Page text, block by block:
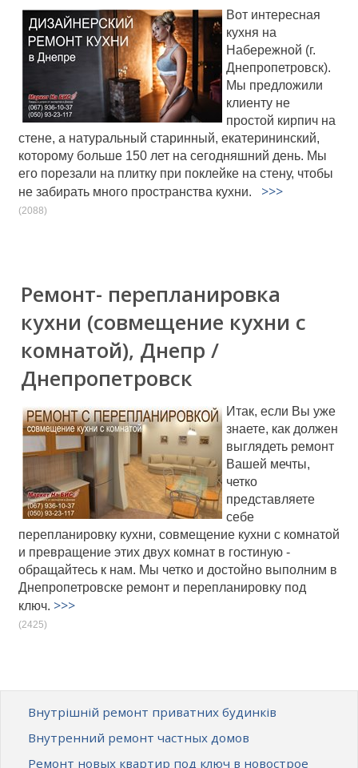
Вот интересная
кухня на
Набережной (г.
Днепропетровск).
Мы предложили
клиенту не
простой кирпич на
стене, а натуральный старинный, екатерининский,
которому больше 150 лет на сегодняшний день. Мы
его порезали на плитку при поклейке на стену, чтобы
не забирать много пространства кухни. >>>
(2088)
Ремонт- перепланировка
кухни (совмещение кухни с
комнатой), Днепр /
Днепропетровск
Итак, если Вы уже
знаете, как должен
выглядеть ремонт
Вашей мечты,
четко
представляете
себе
перепланировку кухни, совмещение кухни с комнатой
и превращение этих двух комнат в гостиную -
обращайтесь к нам. Мы четко и достойно выполним в
Днепропетровске ремонт и перепланировку под
ключ. >>>
(2425)
Внутрішній ремонт приватних будинків
Внутренний ремонт частных домов
Ремонт новых квартир под ключ в новострое